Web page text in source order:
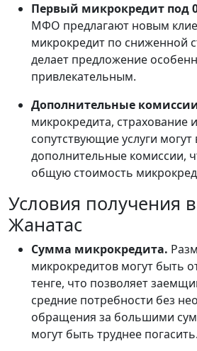
Первый микрокредит под
МФО предлагают новым
микрокредит по сниженной
делает предложение
привлекательным.
Дополнительные
микрокредита, страхование
сопутствующие услуги могут
дополнительные комиссии,
общую стоимость
Условия получения
Жанатас
Сумма микрокредита.
микрокредитов могут быть
тенге, что позволяет
средние потребности без
обращения за большими
могут быть труднее погасить.